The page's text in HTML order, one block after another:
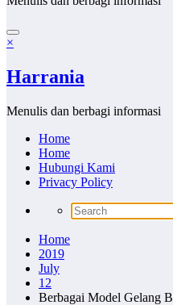
×
Harrania
Menulis dan berbagi informasi
Home
Home
Hubungi Kami
Privacy Policy
Home
2019
July
12
Berbagai Model Gelang